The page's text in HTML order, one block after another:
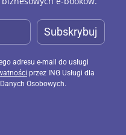
Subskrybuj
adresu e-mail do usługi
przez ING Usługi dla
Osobowych.